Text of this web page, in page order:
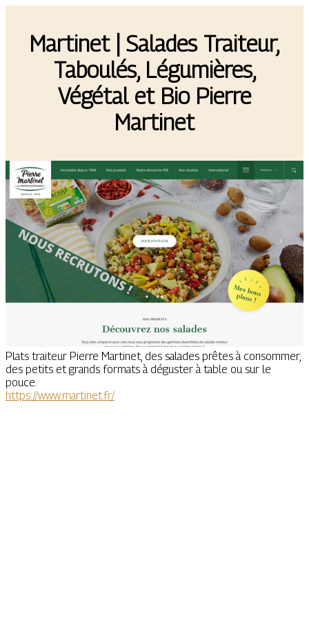
Martinet | Salades Traiteur,
Taboulés, Légumières,
Végétal et Bio Pierre
Martinet
Plats traiteur Pierre Martinet, des salades prêtes à consommer,
des petits et grands formats à déguster à table ou sur le
pouce.
https://www.martinet.fr/